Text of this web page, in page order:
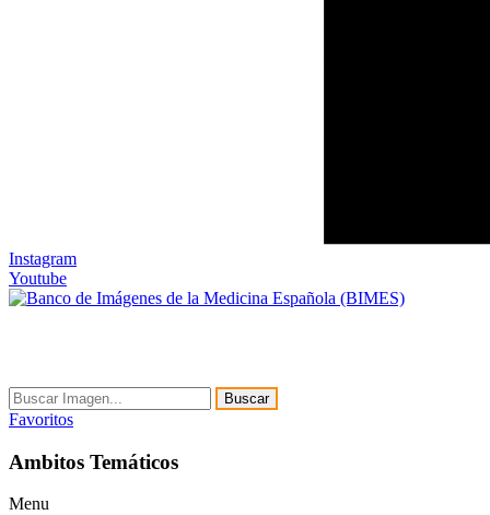
Instagram
Youtube
Buscar
Favoritos
Ambitos Temáticos
Menu